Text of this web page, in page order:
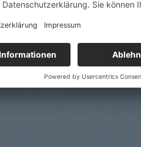
16. August - 9:00